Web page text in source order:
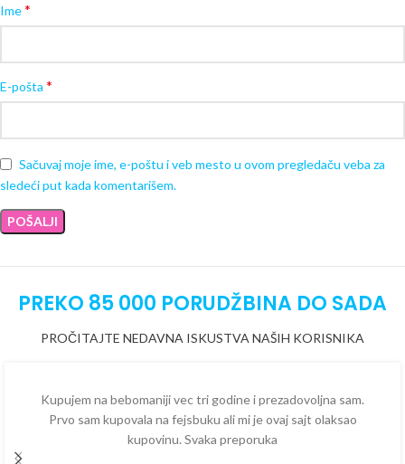
Ime*
E-pošta *
Sačuvaj moje ime, e-poštu i veb mesto u ovom pregledaču veba za
sledeći put kada komentarišem.
PREKO 85 000 PORUDŽBINA DO SADA
PROČITAJTE NEDAVNA ISKUSTVA NAŠIH KORISNIKA
Kupujem na bebomaniji vec tri godine i prezadovoljna sam.
Prvo sam kupovala na fejsbuku ali mi je ovaj sajt olaksao
kupovinu. Svaka preporuka